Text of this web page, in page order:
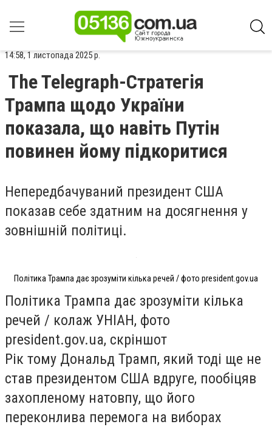
14:58, 1 листопада 2025 р.
The Telegraph-Стратегія
Трампа щодо України
показала, що навіть Путін
повинен йому підкоритися
Непередбачуваний президент США
показав себе здатним на досягнення у
зовнішній політиці.
Політика Трампа дає зрозуміти кілька речей / фото president.gov.ua
Політика Трампа дає зрозуміти кілька
речей / колаж УНІАН, фото
president.gov.ua, скріншот
Рік тому Дональд Трамп, який тоді ще не
став президентом США вдруге, пообіцяв
захопленому натовпу, що його
переконлива перемога на виборах